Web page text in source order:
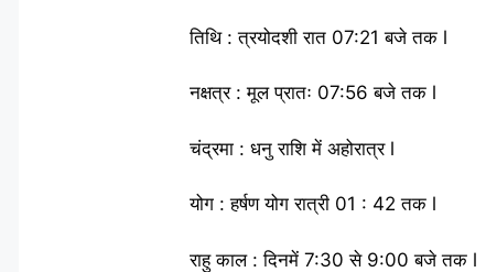
तिथि : त्रयोदशी रात 07:21 बजे तक l
नक्षत्र : मूल प्रातः 07:56 बजे तक l
चंद्रमा : धनु राशि में अहोरात्र l
योग : हर्षण योग रात्री 01 : 42 तक l
राहु काल : दिनमें 7:30 से 9:00 बजे तक l